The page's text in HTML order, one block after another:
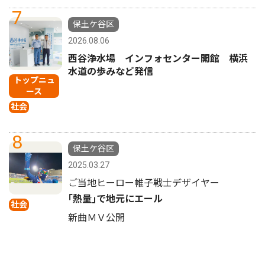
7
トップニュ
ース
社会
保土ケ谷区
2026.08.06
西谷浄水場 インフォセンター開館 横浜
水道の歩みなど発信
8
社会
保土ケ谷区
2025.03.27
ご当地ヒーロー帷子戦士デザイヤー
｢熱量｣で地元にエール
新曲ＭＶ公開